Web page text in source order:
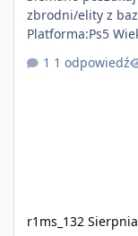
zbrodni/elity z
Platforma:Ps5
1 odpowiedź
r1ms_132 Sierpnia